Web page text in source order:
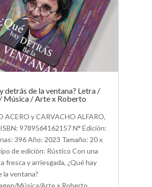
detrás de la ventana? Letra /
Música / Arte x Roberto
ACERO y CARVACHO ALFARO,
9789564162157 N° Edición:
396 Año: 2023 Tamaño: 20 x
de edición: Rústico Con una
fresca y arriesgada, ¿Qué hay
la ventana?
Música/Arte x Roberto